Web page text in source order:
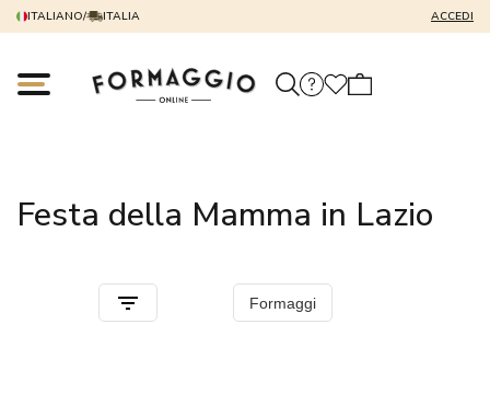
ITALIANO/ ITALIA ACCEDI
Festa della Mamma in Lazio